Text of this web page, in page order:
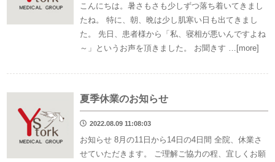
こんにちは。暑さもさも少しずつ落ち着いてきまし
たね。 特に、朝、晩は少し肌寒い日も出てきまし
た。 先日、患者様から「私、寝相が悪いんですよね
～」というお声を頂きました。 お聞きす …[more]
夏季休業のお知らせ
2022.08.09 11:08:03
お知らせ 8月の11日から14日の4日間 全院、休業さ
せていただきます。 ご理解ご協力の程、宜しくお願